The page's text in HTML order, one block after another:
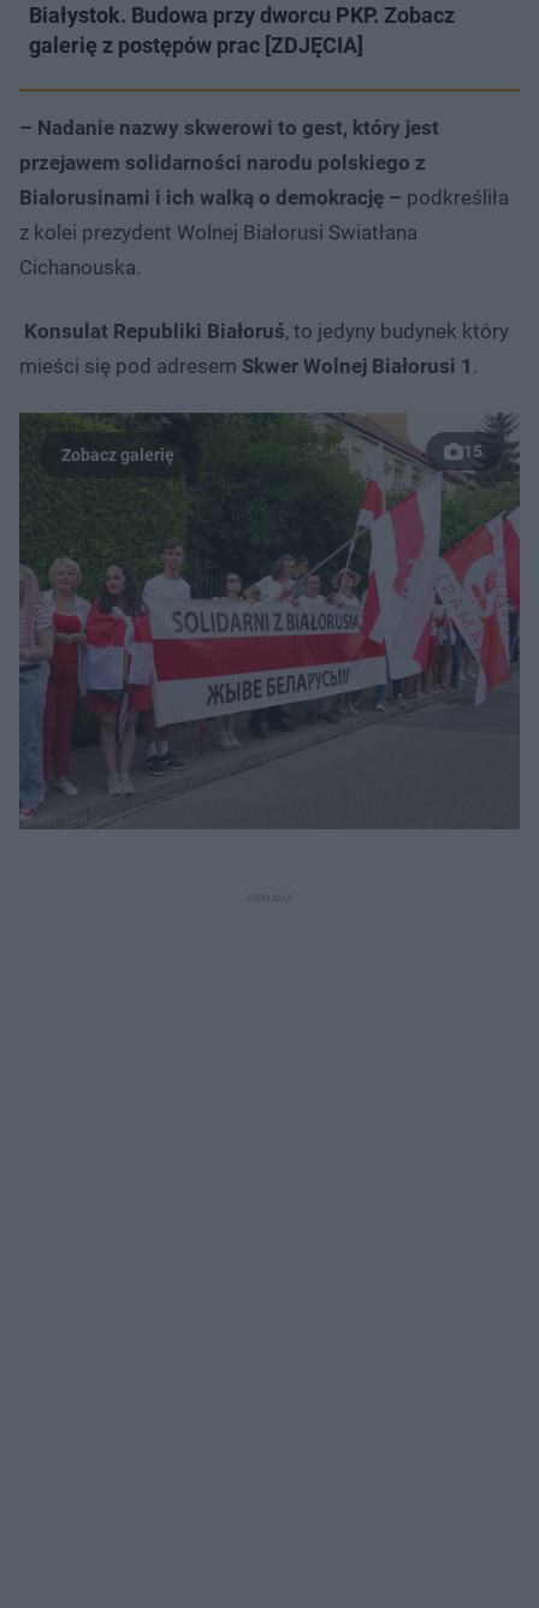
Białystok. Budowa przy dworcu PKP. Zobacz
galerię z postępów prac [ZDJĘCIA]
– Nadanie nazwy skwerowi to gest, który jest
przejawem solidarności narodu polskiego z
Białorusinami i ich walką o demokrację – podkreśliła
z kolei prezydent Wolnej Białorusi Swiatłana
Cichanouska.
Konsulat Republiki Białoruś, to jedyny budynek który
mieści się pod adresem Skwer Wolnej Białorusi 1 .
15